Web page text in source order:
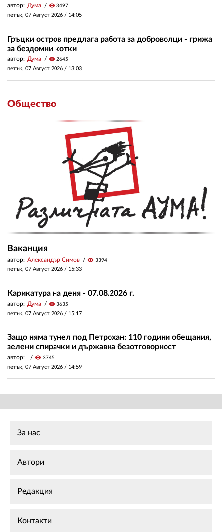
автор: Дума visibility 3497
петък, 07 Август 2026 / 14:05
Гръцки остров предлага работа за доброволци - грижа
за бездомни котки
автор: Дума visibility 2645
петък, 07 Август 2026 / 13:03
Общество
Ваканция
автор: Александър Симов visibility 3394
петък, 07 Август 2026 / 15:33
Карикатура на деня - 07.08.2026 г.
автор: Дума visibility 3635
петък, 07 Август 2026 / 15:17
Защо няма тунел под Петрохан: 110 години обещания,
зелени спирачки и държавна безотговорност
автор: visibility 3745
петък, 07 Август 2026 / 14:59
За нас
Автори
Редакция
Контакти